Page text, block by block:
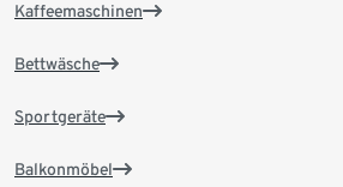
Kaffeemaschinen
Bettwäsche
Sportgeräte
Balkonmöbel